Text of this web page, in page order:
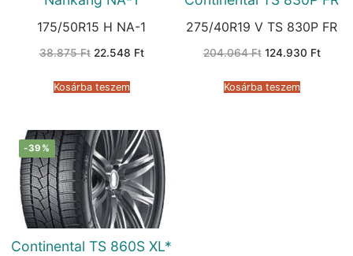
175/50R15 H NA-1
38.875Ft Original
38.875 Ft.
22.548 FtCurrent
Kosárba teszem
275/40R19 V TS 830P FR
204.064Ft Original
204.064 Ft.
124.930 Ft
Kosárba teszem
-39%
Continental TS 860S XL*